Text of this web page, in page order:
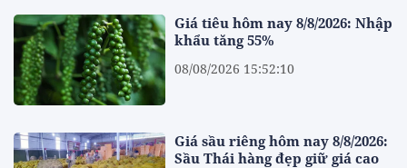
Giá tiêu hôm nay 8/8/2026: Nhập
khẩu tăng 55%
08/08/2026 15:52:10
Giá sầu riêng hôm nay 8/8/2026:
Sầu Thái hàng đẹp giữ giá cao